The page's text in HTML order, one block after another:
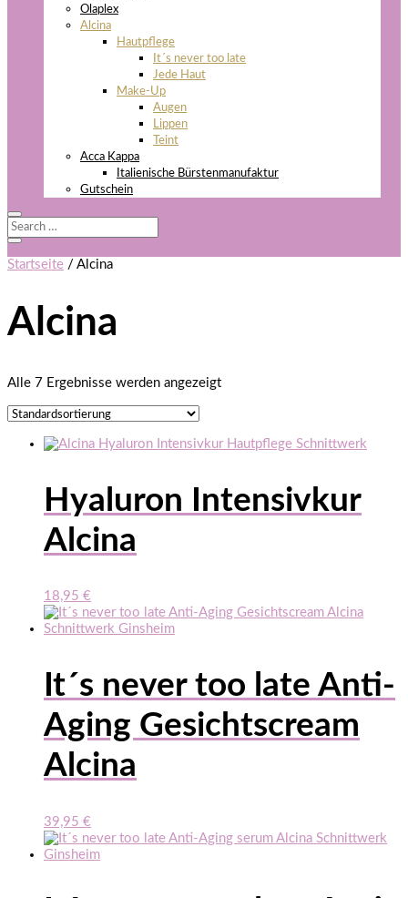
Olaplex
Alcina
Hautpflege
It´s never too late
Jede Haut
Make-Up
Augen
Lippen
Teint
Acca Kappa
Italienische Bürstenmanufaktur
Gutschein
Startseite / Alcina
Alcina
Alle 7 Ergebnisse werden angezeigt
Hyaluron Intensivkur
Alcina
18,95 €
It´s never too late Anti-
Aging Gesichtscream
Alcina
39,95 €